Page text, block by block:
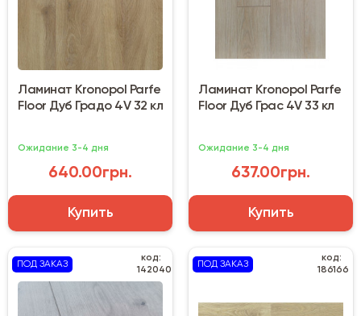
Ламинат Kronopol Parfe
Floor Дуб Градо 4V 32 кл
Ожидание 3-4 дня
640.00грн.
Купить
Ламинат Kronopol Parfe
Floor Дуб Грас 4V 33 кл
Ожидание 3-4 дня
637.00грн.
Купить
ПОД ЗАКАЗ
код:
142040
ПОД ЗАКАЗ
код:
186166